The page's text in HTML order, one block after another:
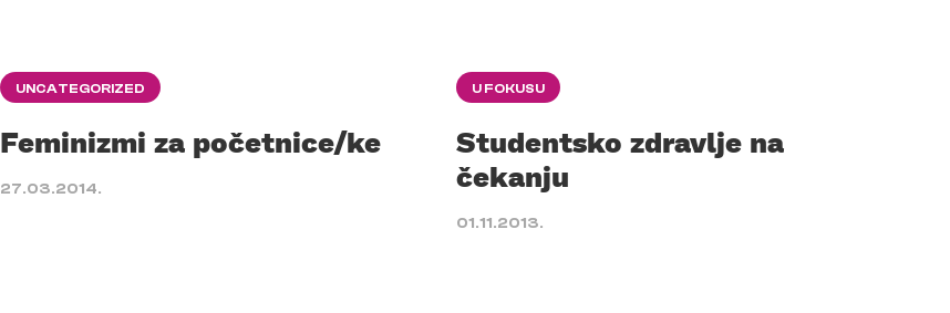
UNCATEGORIZED
Feminizmi za početnice/ke
27.03.2014.
U FOKUSU
Studentsko zdravlje na
čekanju
01.11.2013.